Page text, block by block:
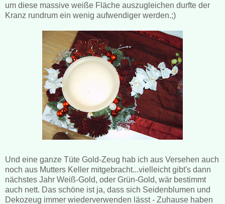
um diese massive weiße Fläche auszugleichen durfte der
Kranz rundrum ein wenig aufwendiger werden.;)
Und eine ganze Tüte Gold-Zeug hab ich aus Versehen auch
noch aus Mutters Keller mitgebracht...vielleicht gibt's dann
nächstes Jahr Weiß-Gold, oder Grün-Gold, wär bestimmt
auch nett. Das schöne ist ja, dass sich Seidenblumen und
Dekozeug immer wiederverwenden lässt - Zuhause haben